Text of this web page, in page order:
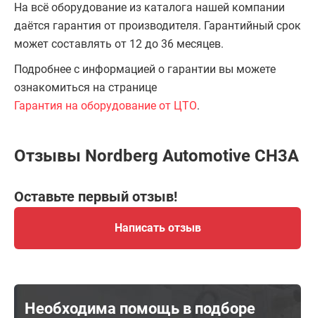
На всё оборудование из каталога нашей компании
даётся гарантия от производителя. Гарантийный срок
может составлять от 12 до 36 месяцев.
Подробнее с информацией о гарантии вы можете
ознакомиться на странице
Гарантия на оборудование от ЦТО.
Отзывы Nordberg Automotive CH3A
Оставьте первый отзыв!
Написать отзыв
Необходима помощь в подборе